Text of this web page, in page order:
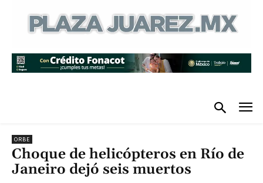
ORBE
Choque de helicópteros en Río de
Janeiro dejó seis muertos